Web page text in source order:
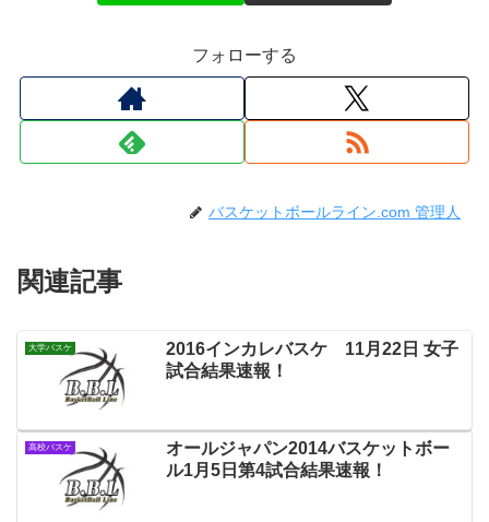
フォローする
バスケットボールライン.com 管理人
関連記事
大学バスケ
2016インカレバスケ 11月22日 女子
試合結果速報！
高校バスケ
オールジャパン2014バスケットボー
ル1月5日第4試合結果速報！